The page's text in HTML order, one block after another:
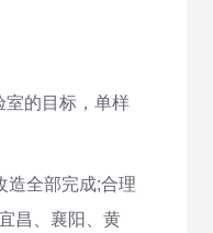
室的目标，单样
造全部完成;合理
昌、襄阳、黄